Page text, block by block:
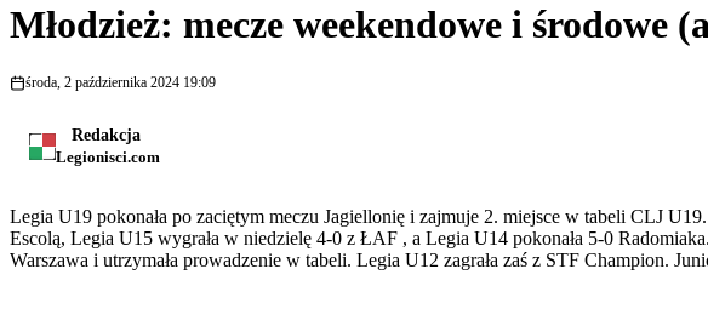
Młodzież: mecze weekendowe i środowe
środa, 2 października 2024 19:09
Redakcja
Legionisci.com
Legia U19 pokonała po zaciętym meczu Jagiellonię i zajmuje 2. miejsce w tabeli CLJ
Escolą, Legia U15 wygrała w niedzielę 4-0 z ŁAF , a Legia U14 pokonała 5-0
Warszawa i utrzymała prowadzenie w tabeli. Legia U12 zagrała zaś z STF Champion.